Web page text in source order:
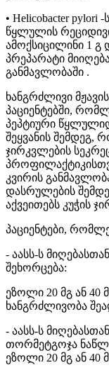
• Helicobacter
წყლულის
ამოქსიცილინი 1 გ
პრეპარატი
განმავლობაში .
ხანგრძლივი
პაციენტებში,
პეპტიური
შეყვანის შემდეგ,
ჯირკვლების
კვირის
დასრულების
აქვეითებს კუჭის
პაციენტები,
- აასს-ს
შეხორცება:
ეზოლი 20 მგ ან
ხანგრძლივობა
- აასს-ს
თორმეტგოჯა
ეზოლი 20 მგ ან